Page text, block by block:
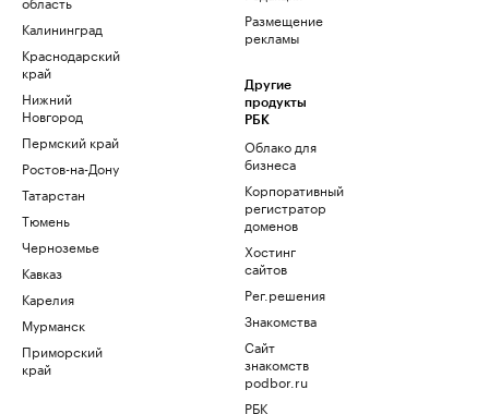
Калининград
Краснодарский
край
Нижний
Новгород
Пермский край
Ростов-на-Дону
Татарстан
Тюмень
Черноземье
Кавказ
Карелия
Мурманск
Приморский
край
Размещение
рекламы
Другие
продукты
РБК
Облако для
бизнеса
Корпоративный
регистратор
доменов
Хостинг
сайтов
Рег.решения
Знакомства
Сайт
знакомств
podbor.ru
РБК